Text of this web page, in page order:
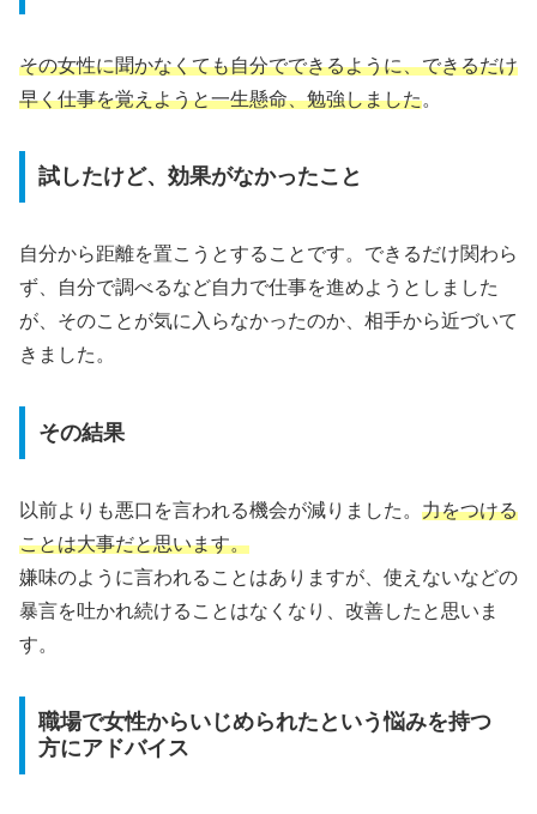
その女性に聞かなくても自分でできるように、できるだけ
早く仕事を覚えようと一生懸命、勉強しました。
試したけど、効果がなかったこと
自分から距離を置こうとすることです。できるだけ関わら
ず、自分で調べるなど自力で仕事を進めようとしました
が、そのことが気に入らなかったのか、相手から近づいて
きました。
その結果
以前よりも悪口を言われる機会が減りました。 力をつける
ことは大事だと思います。
嫌味のように言われることはありますが、使えないなどの
暴言を吐かれ続けることはなくなり、改善したと思いま
す。
職場で女性からいじめられたという悩みを持つ
方にアドバイス